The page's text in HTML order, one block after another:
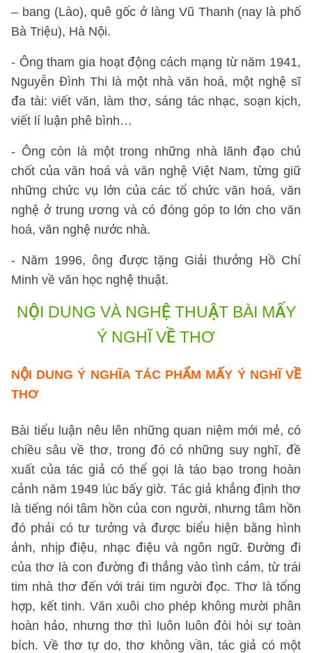
– bang (Lào), quê gốc ở làng Vũ Thanh (nay là phố
Bà Triệu), Hà Nội.
- Ông tham gia hoạt động cách mạng từ năm 1941,
Nguyễn Đình Thi là một nhà văn hoá, một nghệ sĩ
đa tài: viết văn, làm thơ, sáng tác nhạc, soạn kịch,
viết lí luận phê bình…
- Ông còn là một trong những nhà lãnh đạo chủ
chốt của văn hoá và văn nghệ Việt Nam, từng giữ
những chức vụ lớn của các tổ chức văn hoá, văn
nghệ ở trung ương và có đóng góp to lớn cho văn
hoá, văn nghệ nước nhà.
- Năm 1996, ông được tặng Giải thưởng Hồ Chí
Minh về văn học nghệ thuật.
NỘI DUNG VÀ NGHỆ THUẬT BÀI MẤY
Ý NGHĨ VỀ THƠ
NỘI DUNG Ý NGHĨATÁC PHẨM MẤY Ý NGHĨ VỀ
THƠ
Bài tiểu luận nêu lên những quan niệm mới mẻ, có
chiều sâu về thơ, trong đó có những suy nghĩ, đề
xuất của tác giả có thể gọi là táo bạo trong hoàn
cảnh năm 1949 lúc bấy giờ. Tác giả khẳng định thơ
là tiếng nói tâm hồn của con người, nhưng tâm hồn
đó phải có tư tưởng và được biểu hiện bằng hình
ảnh, nhịp điệu, nhạc điệu và ngôn ngữ. Đường đi
của thơ là con đường đi thẳng vào tình cảm, từ trái
tim nhà thơ đến với trái tim người đọc. Thơ là tổng
hợp, kết tinh. Văn xuôi cho phép không mười phân
hoàn hảo, nhưng thơ thì luôn luôn đòi hỏi sự toàn
bích. Về thơ tự do, thơ không vần, tác giả có một